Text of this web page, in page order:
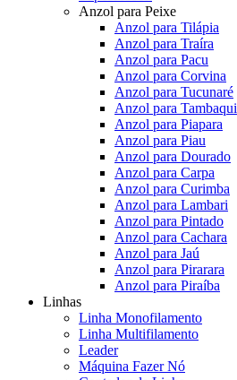
Anzol para Peixe
Anzol para Tilápia
Anzol para Traíra
Anzol para Pacu
Anzol para Corvina
Anzol para Tucunaré
Anzol para Tambaqui
Anzol para Piapara
Anzol para Piau
Anzol para Dourado
Anzol para Carpa
Anzol para Curimba
Anzol para Lambari
Anzol para Pintado
Anzol para Cachara
Anzol para Jaú
Anzol para Pirarara
Anzol para Piraíba
Linhas
Linha Monofilamento
Linha Multifilamento
Leader
Máquina Fazer Nó